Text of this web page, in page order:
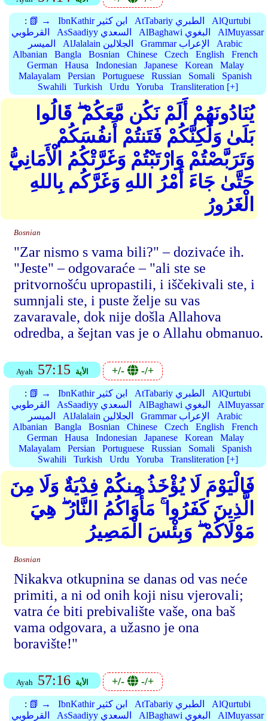
: 📗 → IbnKathir ابن كثير AtTabariy الطبري
AlQurtubi
القرطوبي
AsSaadiyy السعدي AlBaghawi البغوي
AlMuyassar
الميسر
AlJalalain الجلالين Grammar الإعراب
Arabic
Albanian
Bangla Bosnian Chinese Czech English
French
German
Hausa Indonesian Japanese Korean
Malay
Malayalam
Persian Portuguese Russian Somali
Spanish
Swahili
Turkish Urdu Yoruba Transliteration [+]
يُنَادُونَهُمْ أَلَمْ نَكُن مَّعَكُمْ ۖ قَالُوا
بَلَىٰ وَلَٰكِنَّكُمْ فَتَنتُمْ أَنفُسَكُمْ
وَتَرَبَّصْتُمْ وَارْتَبْتُمْ وَغَرَّتْكُمُ الْأَمَانِيُّ
حَتَّىٰ جَاءَ أَمْرُ اللهِ وَغَرَّكُم بِاللهِ
الْغَرُورُ
Bosnian
"Zar nismo s vama bili?" – dozivaće ih.
"Jeste" – odgovaraće – "ali ste se
pritvornošću upropastili, i iščekivali ste, i
sumnjali ste, i puste želje su vas
zavaravale, dok nije došla Allahova
odredba, a šejtan vas je o Allahu obmanuo.
Ayah 57:15 الأية +/- -/+
: 📗 → IbnKathir ابن كثير AtTabariy الطبري
AlQurtubi
القرطوبي
AsSaadiyy السعدي AlBaghawi البغوي
AlMuyassar
الميسر
AlJalalain الجلالين Grammar الإعراب
Arabic
Albanian
Bangla Bosnian Chinese Czech English
French
German
Hausa Indonesian Japanese Korean
Malay
Malayalam
Persian Portuguese Russian Somali
Spanish
Swahili
Turkish Urdu Yoruba Transliteration [+]
فَالْيَوْمَ لَا يُؤْخَذُ مِنكُمْ فِدْيَةٌ وَلَا مِنَ
الَّذِينَ كَفَرُوا ۚ مَأْوَاكُمُ النَّارُ ۖ هِيَ
مَوْلَاكُمْ ۖ وَبِئْسَ الْمَصِيرُ
Bosnian
Nikakva otkupnina se danas od vas neće
primiti, a ni od onih koji nisu vjerovali;
vatra će biti prebivalište vaše, ona baš
vama odgovara, a užasno je ona
boravište!"
Ayah 57:16 الأية +/- -/+
: 📗 → IbnKathir ابن كثير AtTabariy الطبري
AlQurtubi
القرطوبي
AsSaadiyy السعدي AlBaghawi البغوي
AlMuyassar